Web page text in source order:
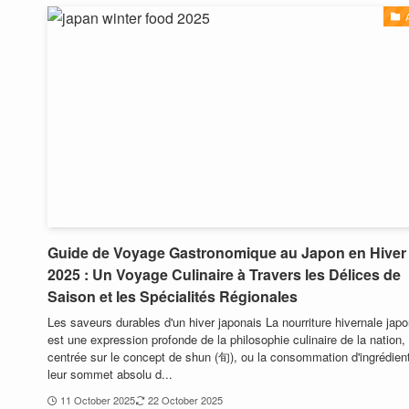
Guide de Voyage Gastronomique au Japon en Hiver
2025 : Un Voyage Culinaire à Travers les Délices de
Saison et les Spécialités Régionales
Les saveurs durables d'un hiver japonais La nourriture hivernale
est une expression profonde de la philosophie culinaire de la nation,
centrée sur le concept de shun (旬), ou la consommation
leur sommet absolu d...
11 October 2025 22 October 2025